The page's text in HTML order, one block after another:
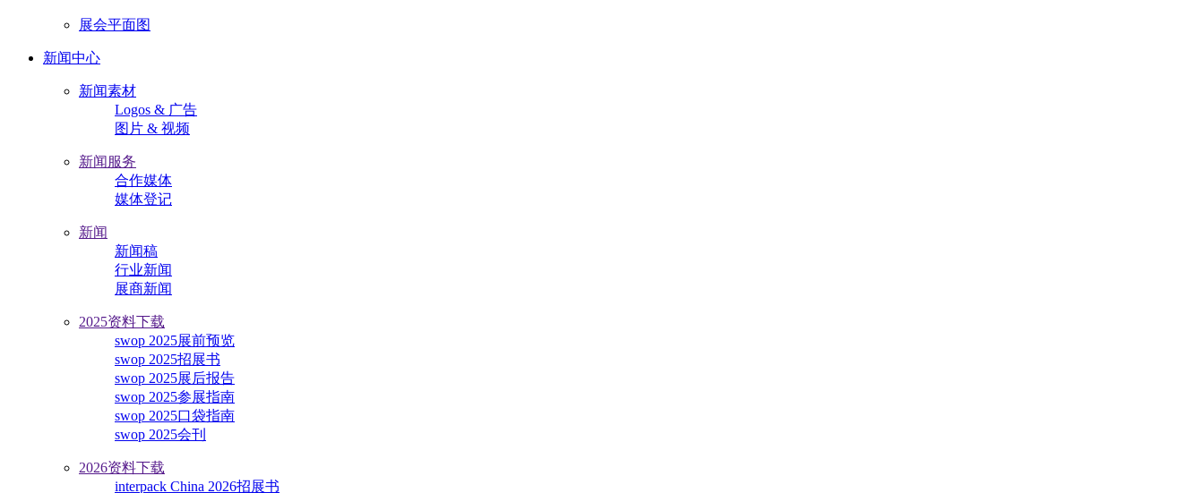
展会平面图
新闻中心
新闻素材
Logos & 广告
图片 & 视频
新闻服务
合作媒体
媒体登记
新闻
新闻稿
行业新闻
展商新闻
2025资料下载
swop 2025展前预览
swop 2025招展书
swop 2025展后报告
swop 2025参展指南
swop 2025口袋指南
swop 2025会刊
2026资料下载
interpack China 2026招展书